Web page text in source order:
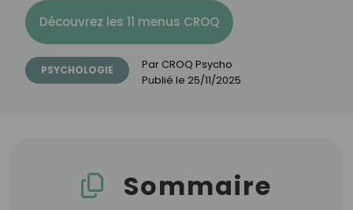
Découvrez les 11 menus CROQ
PSYCHOLOGIE Par CROQ Psycho
Publié le 25/11/2025
Sommaire